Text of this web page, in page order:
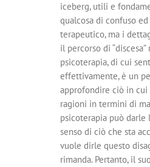
iceberg, utili e
qualcosa di confuso
terapeutico, ma i
il percorso di
psicoterapia, di cui
effettivamente, è un
approfondire ciò in cui
ragioni in termini di
psicoterapia può darle
senso di ciò che sta
vuole dirle questo
rimanda. Pertanto, il